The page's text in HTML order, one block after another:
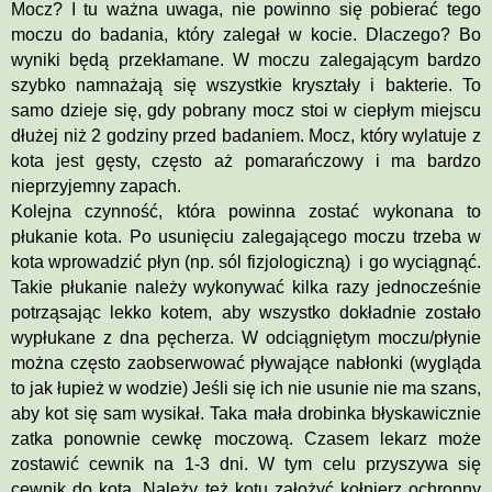
Mocz? I tu ważna uwaga, nie powinno się pobierać tego
moczu do badania, który zalegał w kocie. Dlaczego? Bo
wyniki będą przekłamane. W moczu zalegającym bardzo
szybko namnażają się wszystkie kryształy i bakterie. To
samo dzieje się, gdy pobrany mocz stoi w ciepłym miejscu
dłużej niż 2 godziny przed badaniem. Mocz, który wylatuje z
kota jest gęsty, często aż pomarańczowy i ma bardzo
nieprzyjemny zapach.
Kolejna czynność, która powinna zostać wykonana to
płukanie kota. Po usunięciu zalegającego moczu trzeba w
kota wprowadzić płyn (np. sól fizjologiczną) i go wyciągnąć.
Takie płukanie należy wykonywać kilka razy jednocześnie
potrząsając lekko kotem, aby wszystko dokładnie zostało
wypłukane z dna pęcherza. W odciągniętym moczu/płynie
można często zaobserwować pływające nabłonki (wygląda
to jak łupież w wodzie) Jeśli się ich nie usunie nie ma szans,
aby kot się sam wysikał. Taka mała drobinka błyskawicznie
zatka ponownie cewkę moczową. Czasem lekarz może
zostawić cewnik na 1-3 dni. W tym celu przyszywa się